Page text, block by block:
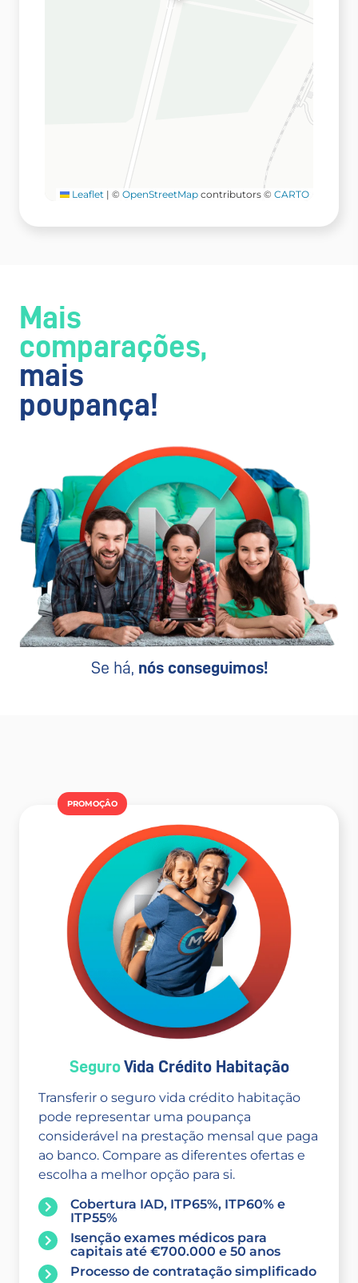
Leaflet | © OpenStreetMap contributors © CARTO
Mais
comparações,
mais
poupança!
Se há, nós conseguimos!
PROMOÇÂO
SeguroVida Crédito Habitação
Transferir o seguro vida crédito habitação
pode representar uma poupança
considerável na prestação mensal que paga
ao banco. Compare as diferentes ofertas e
escolha a melhor opção para si.
Cobertura IAD, ITP65%, ITP60% e
ITP55%
Isenção exames médicos para
capitais até €700.000 e 50 anos
Processo de contratação simplificado